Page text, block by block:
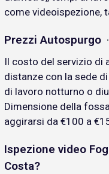
come videoispezione,
Prezzi Autospurgo
Il costo del servizio di
distanze con la sede
di lavoro notturno o
Dimensione della
aggirarsi da €100 a
Ispezione video
Costa?